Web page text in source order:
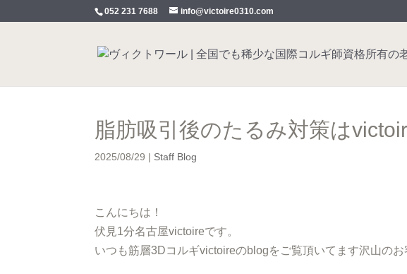
052 231 7688 info@victoire0310.com
脂肪吸引後のたるみ対策は
2025/08/29 | Staff Blog
こんにちは！
伏見1分名古屋victoireです。
いつも筋層3Dコルギvictoireのblogをご覧頂いてます沢山のお